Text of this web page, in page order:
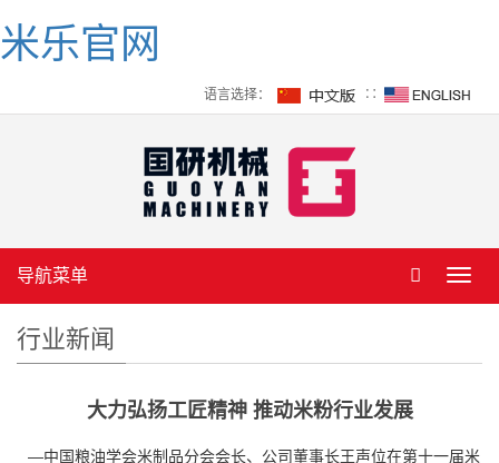
米乐官网
语言选择： ∷
导航菜单
行业新闻
大力弘扬工匠精神 推动米粉行业发展
—中国粮油学会米制品分会会长、公司董事长王声位在第十一届米